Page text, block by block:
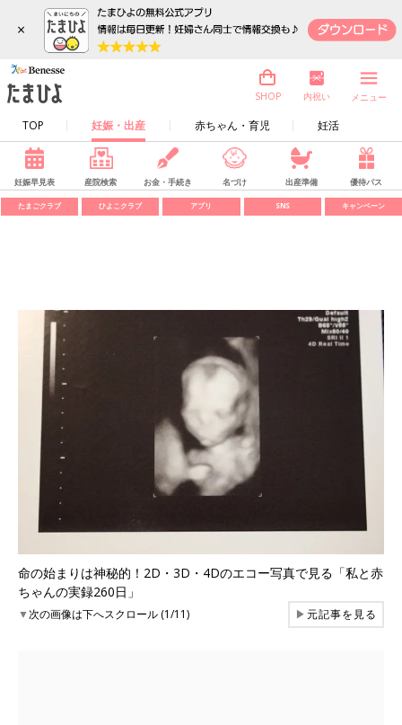
×
TOP 妊娠・出産 赤ちゃん・育児 妊活
SHOP 内祝い メニュー
妊娠早見表 産院検索 お金・手続き 名づけ 出産準備 優待パス
たまごクラブ ひよこクラブ アプリ SNS キャンペーン
命の始まりは神秘的！2D・3D・4Dのエコー写真で見る「私と赤
ちゃんの実録260日」
▼次の画像は下へスクロール (1/11) ▶元記事を見る